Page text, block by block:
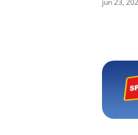
jun 23,